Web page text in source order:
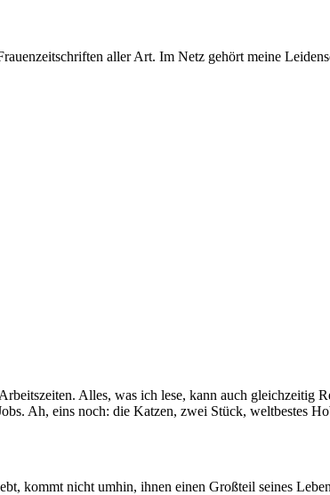
aller Art. Im Netz gehört meine
Alles, was ich lese, kann auch gleichzeitig
Ah, eins noch: die Katzen, zwei Stück, weltbestes
kommt nicht umhin, ihnen einen Großteil seines